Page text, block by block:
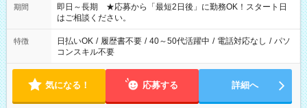
ご希望を教えてください！
期間
即日～長期 ★応募から「最短2日後」に勤務OK！スタート日
はご相談ください。
特徴 日払いOK / 履歴書不要 / 40～50代活躍中 / 電話対応なし / パソ
コンスキル不要
気になる！ 応募する 詳細へ